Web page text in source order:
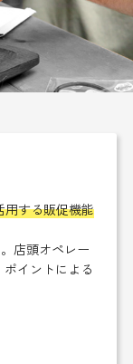
用する販促機能
店頭オペレー
イントによる